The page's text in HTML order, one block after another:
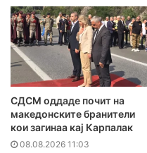
СДСМ оддаде почит на
македонските бранители
кои загинаа кај Карпалак
08.08.2026 11:03